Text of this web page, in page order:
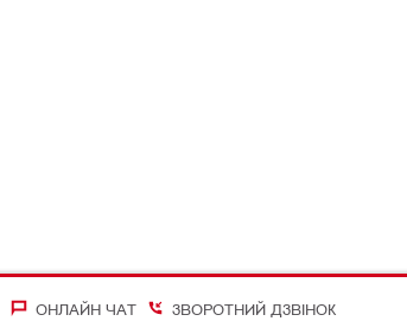
ОНЛАЙН ЧАТ ЗВОРОТНИЙ ДЗВІНОК